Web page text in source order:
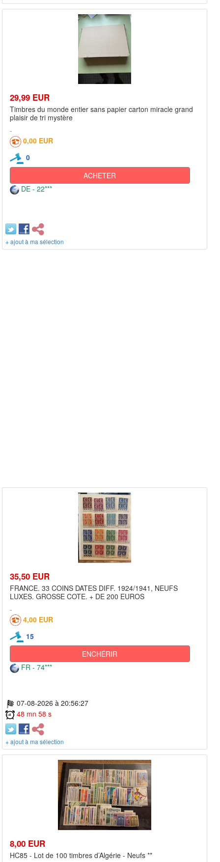
29,99 EUR
Timbres du monde entier sans papier carton miracle grand
plaisir de tri mystère
0,00 EUR
0
ACHETER
DE - 22***
+ ajout à ma sélection
35,50 EUR
FRANCE. 33 COINS DATES DIFF. 1924/1941, NEUFS
LUXES. GROSSE COTE. + DE 200 EUROS
4,00 EUR
15
ENCHÉRIR
FR - 74***
07-08-2026 à 20:56:27
48 mn 58 s
+ ajout à ma sélection
8,00 EUR
HC85 - Lot de 100 timbres d’Algérie - Neufs **